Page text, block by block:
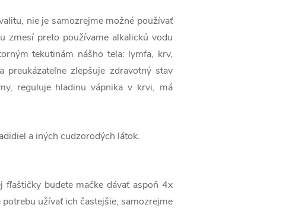
nie je samozrejme možné používať
zmesí preto používame alkalickú vodu
tekutinám nášho tela: lymfa, krv,
zlepšuje zdravotný stav
reguluje hladinu vápnika v krvi, má
a iných cudzorodých látok.
fľaštičky budete mačke dávať aspoň 4x
užívať ich častejšie, samozrejme